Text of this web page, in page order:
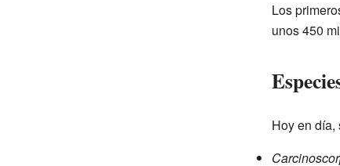
Los
unos 450
Hoy en día,